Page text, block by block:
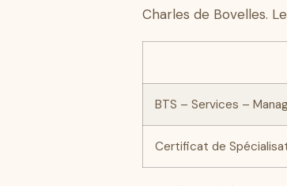
Charles de Bovelles.
BTS – Services –
Certificat de